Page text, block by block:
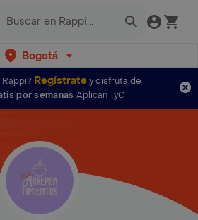
Bogotá
Rappi? Regístratey disfruta de
por semanas Aplican TyC